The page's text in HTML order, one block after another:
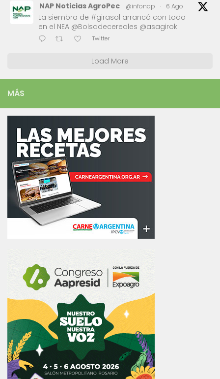
NAP Noticias AgroPec @infonap · 6 Ago
La siembra de #girasol arrancó con todo
en el NEA @Bolsadecereales @asagirok
Twitter
Load More
MÁS